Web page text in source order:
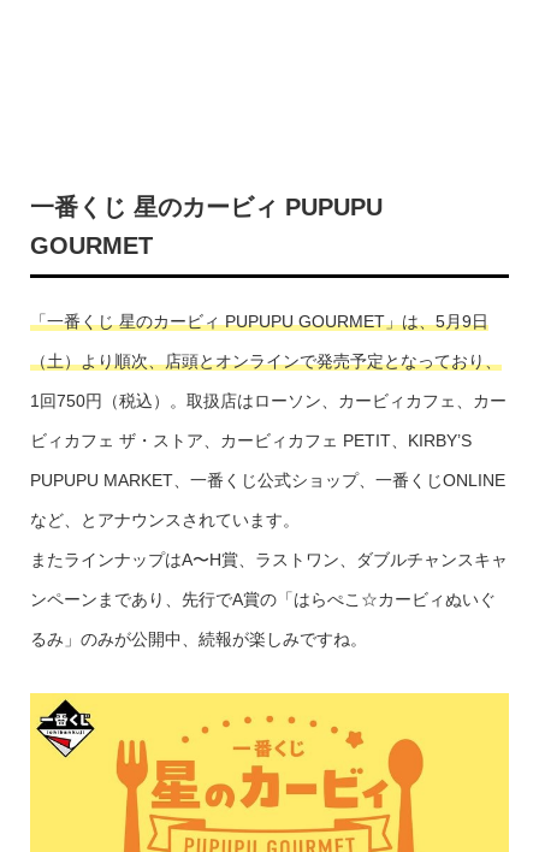
一番くじ 星のカービィ PUPUPU
GOURMET
「一番くじ 星のカービィ PUPUPU GOURMET」は、5月9日
（土）より順次、店頭とオンラインで発売予定となっており、
1回750円（税込）。取扱店はローソン、カービィカフェ、カー
ビィカフェ ザ・ストア、カービィカフェ PETIT、KIRBY’S
PUPUPU MARKET、一番くじ公式ショップ、一番くじONLINE
など、とアナウンスされています。
またラインナップはA〜H賞、ラストワン、ダブルチャンスキャ
ンペーンまであり、先行でA賞の「はらぺこ☆カービィぬいぐ
るみ」のみが公開中、続報が楽しみですね。